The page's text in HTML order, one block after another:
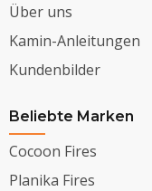
Über uns
Kamin-Anleitungen
Kundenbilder
Beliebte Marken
Cocoon Fires
Planika Fires